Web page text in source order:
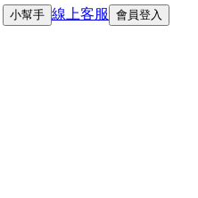
小幫手 線上客服 會員登入